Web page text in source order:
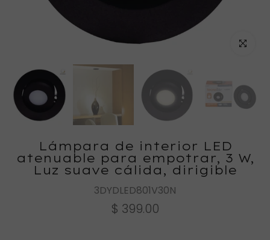
Haz
Lámpara de interior LED
atenuable para empotrar, 3 W,
Luz suave cálida, dirigible
3DYDLED801V30N
$ 399.00